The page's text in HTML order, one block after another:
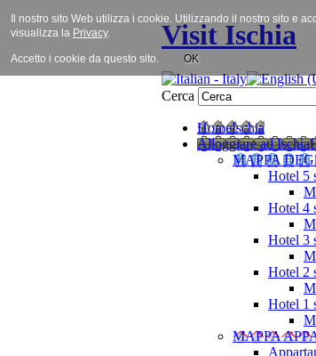
Visit Ischia
Cerca
HomeIschia
Alloggiare ad Ischia
MAPPA
Hotel 5
Hotel 4
Hotel 3
Hotel 2
Hotel 1
MAPPA
Il nostro sito Web utilizza i cookie. Utilizzando il nostro sito e
visualizza la Privacy.
Accetto i cookie da questo sito. OK